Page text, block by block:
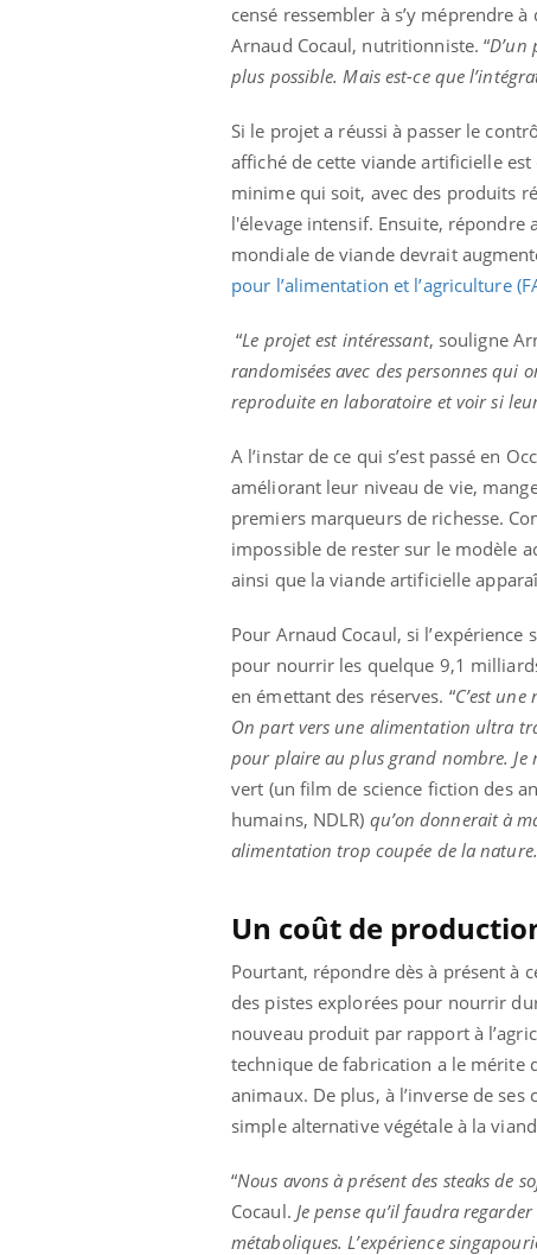
censé ressembler à s’y méprendre
Arnaud Cocaul, nutritionniste. “
plus possible. Mais est-ce que
Si le projet a réussi à passer le
affiché de cette viande artificielle
minime qui soit, avec des produits
l'élevage intensif. Ensuite,
mondiale de viande devrait
pour l’alimentation et l’agriculture
“Le projet est intéressant, souligne
randomisées avec des personnes qui
reproduite en laboratoire et voir si
A l’instar de ce qui s’est passé en
améliorant leur niveau de vie,
premiers marqueurs de richesse.
impossible de rester sur le modèle
ainsi que la viande artificielle
Pour Arnaud Cocaul, si
pour nourrir les quelque 9,1
en émettant des réserves. “C’est
On part vers une alimentation ultra
pour plaire au plus grand nombre. Je
vert (un film de science fiction des
humains, NDLR) qu’on donnerait à
alimentation trop coupée de la nature.
Un coût de
Pourtant, répondre dès à présent à
des pistes explorées pour nourrir
nouveau produit par rapport à
technique de fabrication a le mérite
animaux. De plus, à l’inverse de
simple alternative végétale à la
“Nous avons à présent des steaks de
Cocaul. Je pense qu’il faudra
métaboliques. L’expérience
Carence en fer : comprendre pour
Youtube
Fatigue, irritabilité, brouillard mental ou
même alopécie… Les symptômes de la
carence en fer sont multiples ce qui la rend
En